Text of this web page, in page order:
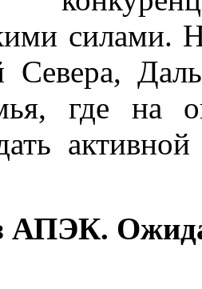
силами.
Севера,
где на
АПЭК.